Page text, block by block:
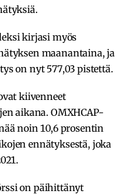
kirjasi myös
maanantaina, ja
on nyt 577,03 pistettä.
kiivenneet
aikana. OMXHCAP-
noin 10,6 prosentin
ennätyksestä, joka
on päihittänyt